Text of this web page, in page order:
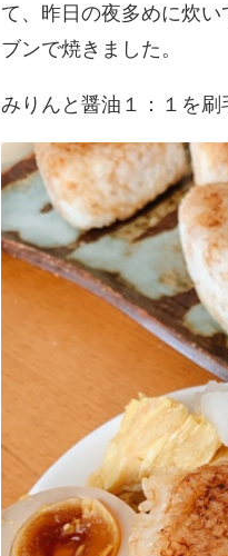
て、昨日の夜多めに炊
ブンで焼きました。
みりんと醤油１：１を刷